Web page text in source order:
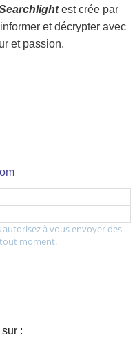
est crée par
et décrypter avec
et passion.
à vous envoyer des
moment.
: